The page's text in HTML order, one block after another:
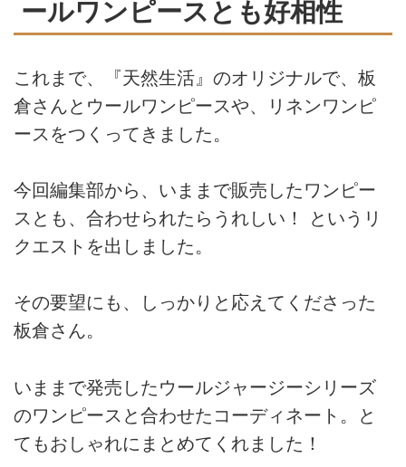
ールワンピースとも好相性
これまで、『天然生活』のオリジナルで、板
倉さんとウールワンピースや、リネンワンピ
ースをつくってきました。
今回編集部から、いままで販売したワンピー
スとも、合わせられたらうれしい！ というリ
クエストを出しました。
その要望にも、しっかりと応えてくださった
板倉さん。
いままで発売したウールジャージーシリーズ
のワンピースと合わせたコーディネート。と
てもおしゃれにまとめてくれました！